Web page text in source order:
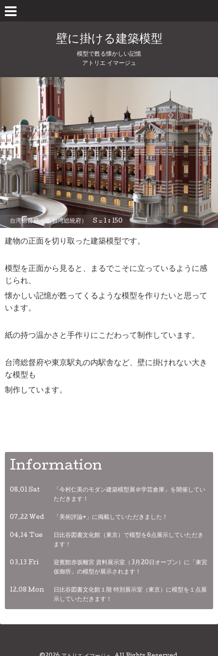
壁に掛ける建築模型
模型で甦る懐かしい記憶
アトリエ イマージュ
台湾総督府（現 台湾総統府） S = 1 : 150
建物の正面を切り取った建築模型です。
模型を正面から見ると、まるでこそに立っているように感
じられ、
懐かしい記憶が甦ってくるような模型を作りたいと思って
います。
紙の持つ温かさと手作りにこだわって制作しています。
台湾総督府や東京駅丸の内駅舎など、 壁に掛けれない大き
な模型も
制作しています。
Information
08.01 Sat
「今村仁美のモダン建築模型展＠学芸倉庫」を開催してい
ただきます！
07.22 Wed 「美術評論+」に掲載していただきました！
04.14 Tue
日比谷図書文化館（東京）で模型を6点展示していただき
ます！
03.13 Fri
迎賓館赤坂離宮 資料展示室（3月20日オープン）に「東宮
仮御所」の模型が展示されます！
12.08 Mon
日比谷図書文化館１階 特別展示室（東京）に模型を１点展
示していただきます！